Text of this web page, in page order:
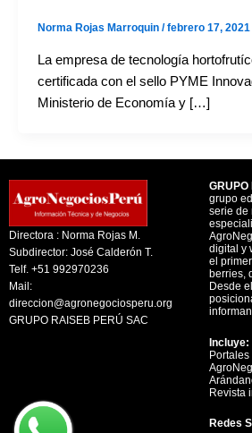
Norma Rojas Marroquin /febrero 17, 2021
La empresa de tecnología
certificada con el sello PYME
Ministerio de Economía y […]
Directora : Norma Rojas M.
Subdirector: José Calderón T.
Telf. +51 992970236
Mail:
direccion@agronegociosperu.org
GRUPO RAISEB PERÚ SAC
GRUPO
grupo
serie de
digital y
el
berries,
Desde
Incluye:
Revista
Redes